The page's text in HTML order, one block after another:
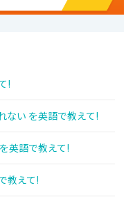
!
ない を英語で教えて!
英語で教えて!
教えて!